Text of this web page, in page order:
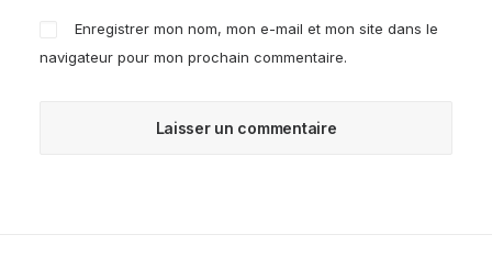
Enregistrer mon nom, mon e-mail et mon site dans le
navigateur pour mon prochain commentaire.